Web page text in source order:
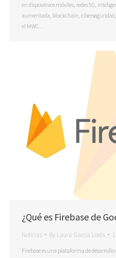
en dispositivos móviles, redes 5G,
aumentada, blockchain,
el MWC…
¿Qué es Firebase de
Noticias By Laura Garcia Lorés
Firebase es una plataforma de